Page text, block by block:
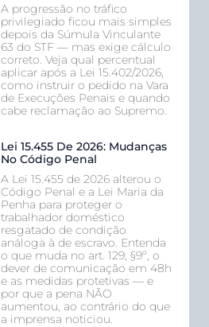
A progressão no tráfico
privilegiado ficou mais simples
depois da Súmula Vinculante
63 do STF — mas exige cálculo
correto. Veja qual percentual
aplicar após a Lei 15.402/2026,
como instruir o pedido na Vara
de Execuções Penais e quando
cabe reclamação ao Supremo.
Lei 15.455 De 2026: Mudanças
No Código Penal
A Lei 15.455 de 2026 alterou o
Código Penal e a Lei Maria da
Penha para proteger o
trabalhador doméstico
resgatado de condição
análoga à de escravo. Entenda
o que muda no art. 129, §9º, o
dever de comunicação em 48h
e as medidas protetivas — e
por que a pena NÃO
aumentou, ao contrário do que
a imprensa noticiou.